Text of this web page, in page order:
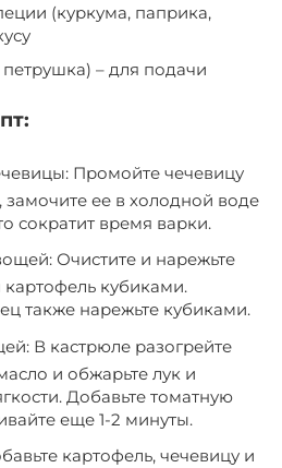
(куркума, паприка,
– для подачи
Промойте чечевицу
ее в холодной воде
сократит время варки.
Очистите и нарежьте
картофель кубиками.
также нарежьте кубиками.
В кастрюле разогрейте
и обжарьте лук и
Добавьте томатную
еще 1-2 минуты.
картофель, чечевицу и